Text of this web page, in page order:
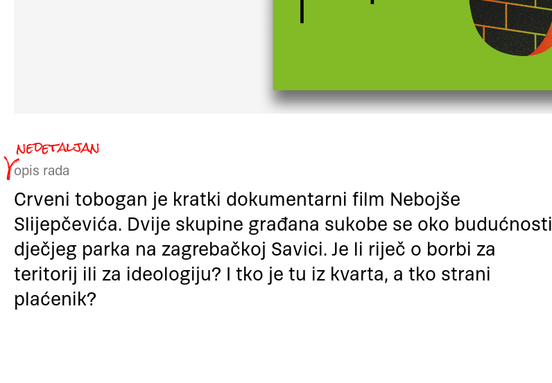
opis rada
Crveni tobogan je kratki dokumentarni film Nebojše
Slijepčevića. Dvije skupine građana sukobe se oko budućnosti
dječjeg parka na zagrebačkoj Savici. Je li riječ o borbi za
teritorij ili za ideologiju? I tko je tu iz kvarta, a tko strani
plaćenik?